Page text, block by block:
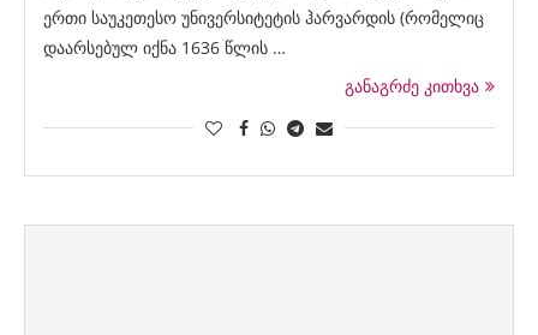
ერთი საუკეთესო უნივერსიტეტის ჰარვარდის (რომელიც
დაარსებულ იქნა 1636 წლის …
განაგრძე კითხვა